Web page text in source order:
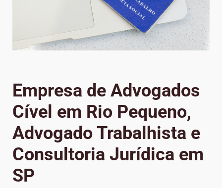
Empresa de Advogados
Cível em Rio Pequeno,
Advogado Trabalhista e
Consultoria Jurídica em
SP